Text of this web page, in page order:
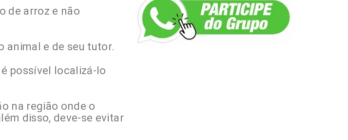
de arroz e não
animal e de seu tutor.
possível localizá-lo
na região onde o
disso, deve-se evitar